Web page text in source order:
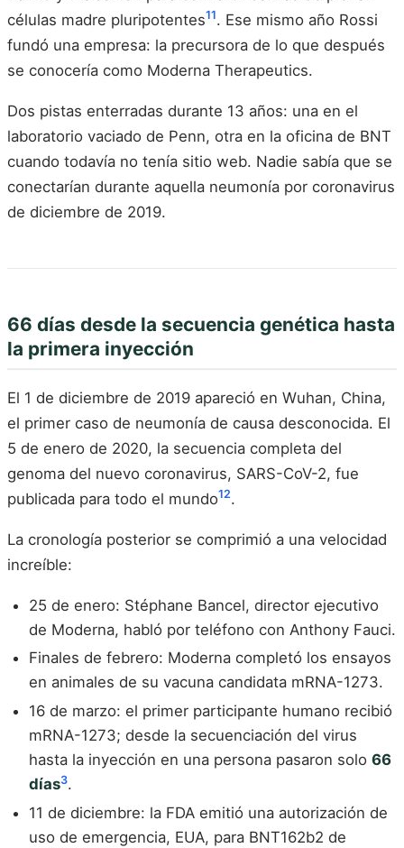
células madre pluripotentes11. Ese mismo año Rossi
fundó una empresa: la precursora de lo que después
se conocería como Moderna Therapeutics.
Dos pistas enterradas durante 13 años: una en el
laboratorio vaciado de Penn, otra en la oficina de BNT
cuando todavía no tenía sitio web. Nadie sabía que se
conectarían durante aquella neumonía por coronavirus
de diciembre de 2019.
66 días desde la secuencia genética hasta
la primera inyección
El 1 de diciembre de 2019 apareció en Wuhan, China,
el primer caso de neumonía de causa desconocida. El
5 de enero de 2020, la secuencia completa del
genoma del nuevo coronavirus, SARS-CoV-2, fue
publicada para todo el mundo12.
La cronología posterior se comprimió a una velocidad
increíble:
25 de enero: Stéphane Bancel, director ejecutivo
de Moderna, habló por teléfono con Anthony Fauci.
Finales de febrero: Moderna completó los ensayos
en animales de su vacuna candidata mRNA-1273.
16 de marzo: el primer participante humano recibió
mRNA-1273; desde la secuenciación del virus
hasta la inyección en una persona pasaron solo 66
días3.
11 de diciembre: la FDA emitió una autorización de
uso de emergencia, EUA, para BNT162b2 de